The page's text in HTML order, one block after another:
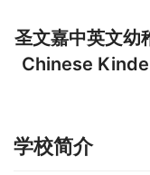
圣文嘉中英文
Chinese
学校简介